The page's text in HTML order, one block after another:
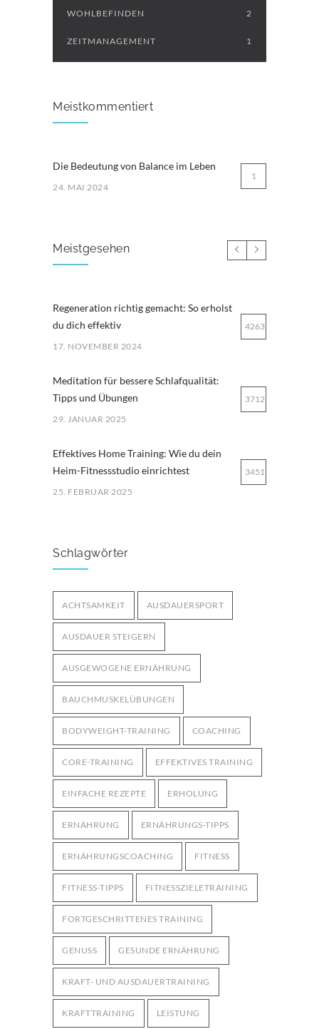
WOHLBEFINDEN 2
ZEITMANAGEMENT 1
Meistkommentiert
Die Bedeutung von Balance im Leben
24. MAI 2024
1
Meistgesehen
Regeneration richtig gemacht: So erholst
du dich effektiv
17. NOVEMBER 2024
4263
Meditation für bessere Schlafqualität:
Tipps und Übungen
29. JANUAR 2025
3712
Effektives Home Training: Wie du dein
Heim-Fitnessstudio einrichtest
25. FEBRUAR 2025
3451
Training ohne Geräte
12. OKTOBER 2024
Schlagwörter
ACHTSAMKEIT AUSDAUERSPORT
AUSDAUER STEIGERN
AUSGEWOGENE ERNÄHRUNG
BAUCHMUSKELÜBUNGEN
BODYWEIGHT-TRAINING COACHING
CORE-TRAINING EFFEKTIVES TRAINING
EINFACHE REZEPTE ERHOLUNG
ERNÄHRUNG ERNÄHRUNGS-TIPPS
ERNÄHRUNGSCOACHING FITNESS
FITNESS-TIPPS FITNESSZIELETRAINING
FORTGESCHRITTENES TRAINING
GENUSS GESUNDE ERNÄHRUNG
KRAFT- UND AUSDAUERTRAINING
KRAFTTRAINING LEISTUNG